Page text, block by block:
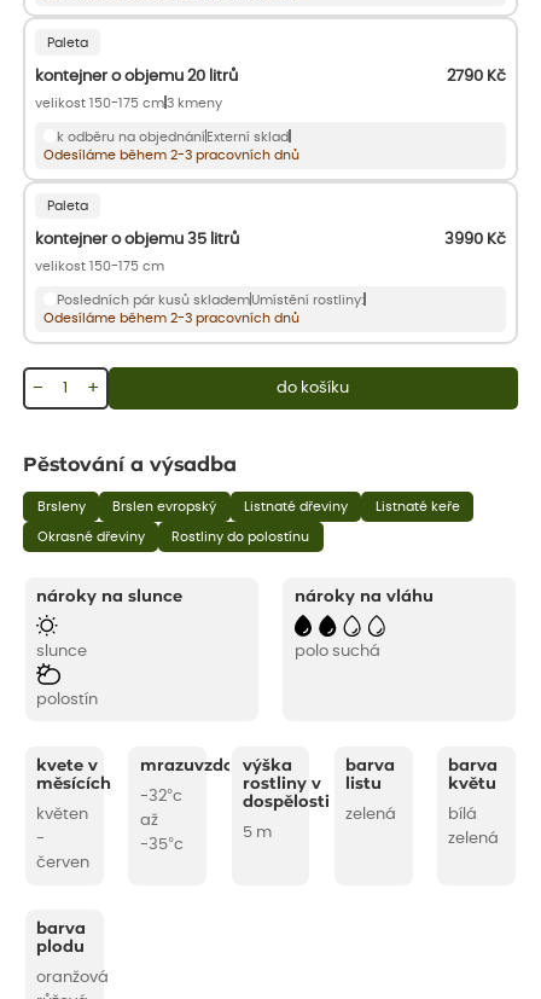
Paleta
kontejner o objemu 20 litrů 2790 Kč
velikost 150-175 cm3 kmeny
k odběru na objednání Externí sklad
Odesíláme během 2-3 pracovních dnů
Paleta
kontejner o objemu 35 litrů 3990 Kč
velikost 150-175 cm
Posledních pár kusů sklademUmístění rostliny:
Odesíláme během 2-3 pracovních dnů
+
− do košíku
Pěstování a výsadba
Brsleny Brslen evropský Listnaté dřeviny Listnaté keře
Okrasné dřeviny Rostliny do polostínu
nároky na slunce
slunce
polostín
nároky na vláhu
polo suchá
kvete v
měsících
květen
-
červen
mrazuvzdornost
-32°c
až
-35°c
výška
rostliny v
dospělosti
5 m
barva
listu
zelená
barva
květu
bílá
zelená
barva
plodu
oranžová